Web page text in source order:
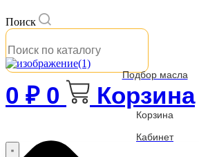
Поиск
Подбор масла
0 ₽ 0 Корзина
Корзина
Кабинет